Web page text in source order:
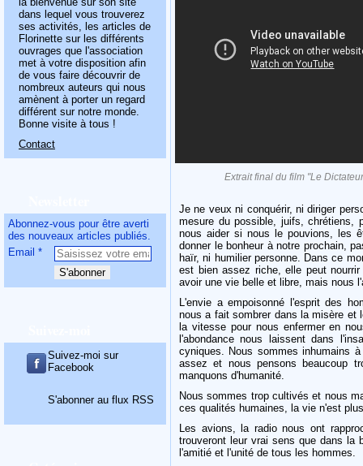
dans lequel vous trouverez
ses activités, les articles de
Florinette sur les différents
ouvrages que l'association
met à votre disposition afin
de vous faire découvrir de
nombreux auteurs qui nous
amènent à porter un regard
différent sur notre monde.
Bonne visite à tous !
Contact
Abonnez-vous pour être averti
des nouveaux articles publiés.
Email
Suivez-moi sur
Facebook
S'abonner au flux RSS
Extrait final du film "Le
Je ne veux ni conquérir, ni diriger
mesure du possible, juifs, chrétiens,
nous aider si nous le pouvions, les
donner le bonheur à notre prochain,
haïr, ni humilier personne. Dans ce
est bien assez riche, elle peut
avoir une vie belle et libre, mais nous
L'envie a empoisonné l'esprit des
nous a fait sombrer dans la misère et
la vitesse pour nous enfermer en
l'abondance nous laissent dans
cyniques. Nous sommes inhumains
assez et nous pensons beaucoup
manquons d'humanité.
Nous sommes trop cultivés et nous
ces qualités humaines, la vie n'est
Les avions, la radio nous ont
trouveront leur vrai sens que dans la
l'amitié et l'unité de tous les hommes.